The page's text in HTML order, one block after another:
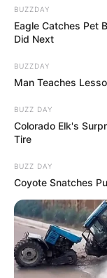
másodpercek
félmondatból
napokig pörgő
erre a
Takács Péter
Bár a javaslat
telefonozása
emberről szól
szélesebb
parlamenti
médiás
Magyar Péter
BUZZDAY
Eagle Catches Pet
Did Next
BUZZDAY
Man Teaches
BUZZ DAY
Colorado Elk's
Tire
BUZZ DAY
Coyote Snatches